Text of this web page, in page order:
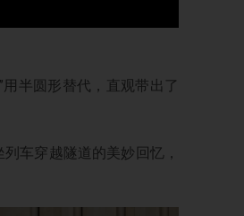
用半圆形替代，直观带出了
车穿越隧道的美妙回忆，